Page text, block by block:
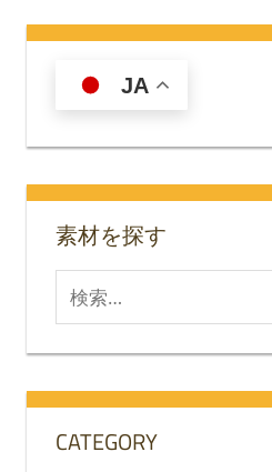
ビ
ゲ
ー
シ
ョ
ン
JA
素材を探す
索
対
CATEGORY